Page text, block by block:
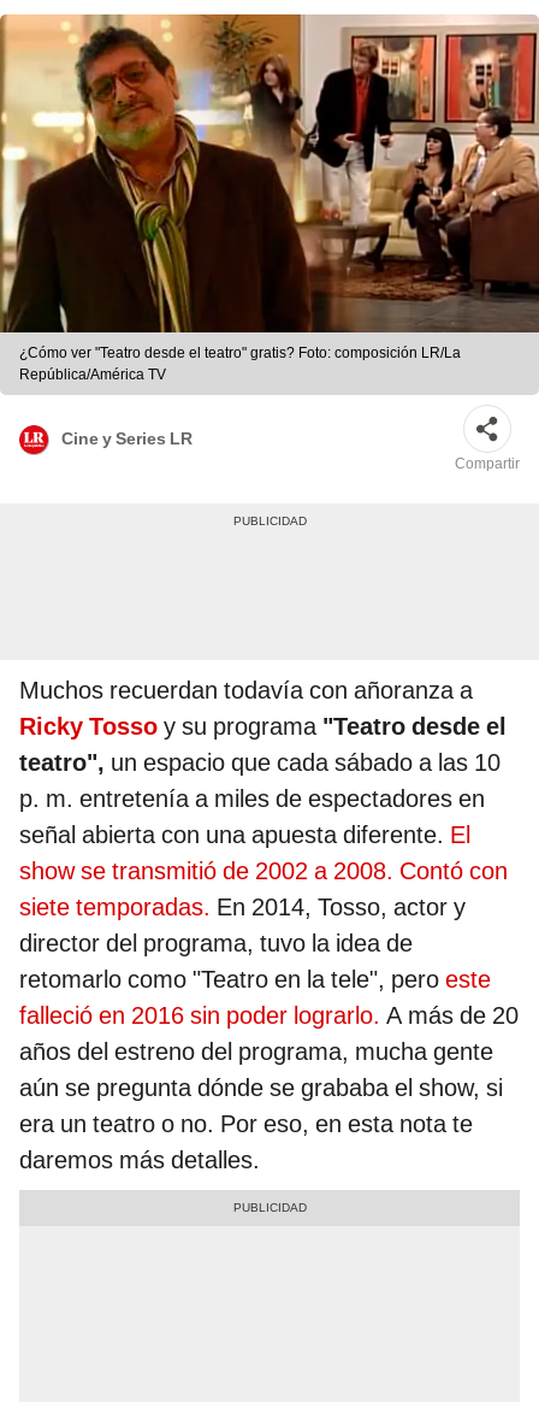
¿Cómo ver "Teatro desde el teatro" gratis? Foto: composición LR/La
República/América TV
Cine y Series LR
Compartir
Muchos recuerdan todavía con añoranza a
Ricky Tosso y su programa "Teatro desde el
teatro", un espacio que cada sábado a las 10
p. m. entretenía a miles de espectadores en
señal abierta con una apuesta diferente. El
show se transmitió de 2002 a 2008. Contó con
siete temporadas. En 2014, Tosso, actor y
director del programa, tuvo la idea de
retomarlo como "Teatro en la tele", pero este
falleció en 2016 sin poder lograrlo. A más de 20
años del estreno del programa, mucha gente
aún se pregunta dónde se grababa el show, si
era un teatro o no. Por eso, en esta nota te
daremos más detalles.